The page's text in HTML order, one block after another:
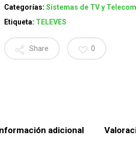
Categorías: Sistemas de TV y
Etiqueta: TELEVES
Share 0
adicional